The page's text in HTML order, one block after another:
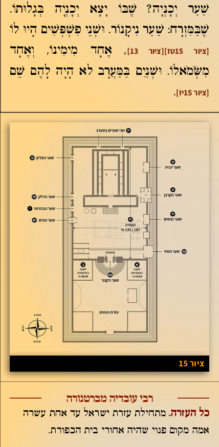
שַׁעַר יְכָנְיָה? שֶׁבּוֹ יָצָא יְכָנְיָה בְּגָלוּתוֹ.
שֶׁבַּמִּזְרָח: שַׁעַר נִיקָנוֹר. וּשְׁנֵי פִשְׁפְּשִׁים הָיוּ לוֹ
[ציור 15טז] [ציור 13]
, אֶחָד מִימִינוֹ, וְאֶחָד
מִשְֹּׂמֹאלוֹ. וּשְׁנַיִם בַּמַּעֲרָב לא הָיָה לָהֶם שֵׁם
[ציור 15יז] .
ציור 15
רבי עובדיה מברטנורה
כל העזרה. מתחילת עזרת ישראל עד אחת עשרה
אמה מקום פנוי שהיה אחורי בית הכפורת.